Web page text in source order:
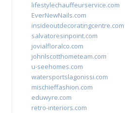
lifestylechauffeurservice.com
EverNewNails.com
insideoutdecoratingcentre.com
salvatoresinpoint.com
jovialfloralco.com
johnlscotthometeam.com
u-seehomes.com
watersportslagonissi.com
mischieffashion.com
eduwyre.com
retro-interiors.com